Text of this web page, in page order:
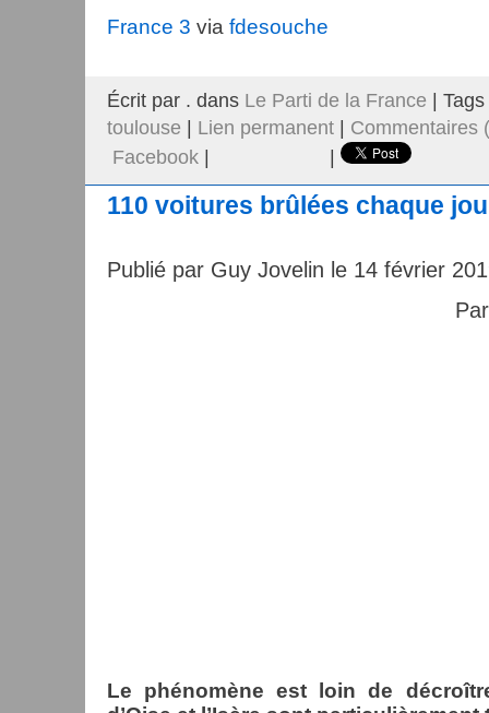
France 3 via fdesouche
Écrit par . dans Le Parti de la France |
toulouse
Lien permanent
Commentaires
Facebook
110 voitures brûlées chaque
Publié par Guy Jovelin le 14 février
Le phénomène est loin de